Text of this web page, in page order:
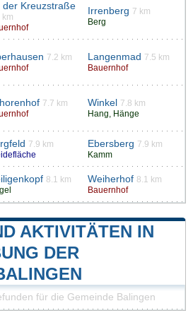
der Kreuzstraße
km
Irrenberg 7 km
Berg
7.2 km
Langenmad
7.5 km
Bauernhof
7.7 km
Winkel
7.8 km
Hang, Hänge
7.9 km
Ebersberg 7.9 km
Kamm
8.1 km
Weiherhof 8.1 km
Bauernhof
AKTIVITÄTEN IN
DER
für die Gemeinde Balingen